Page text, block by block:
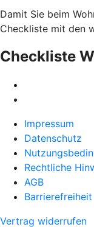
Damit Sie beim
Checkliste mit den
Checkliste
Impressum
Datenschutz
Rechtliche
AGB
Barrierefreiheit
Vertrag widerrufen